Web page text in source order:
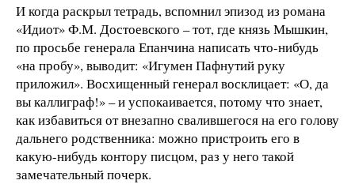
И когда раскрыл тетрадь, вспомнил эпизод из романа
«Идиот» Ф.М. Достоевского – тот, где князь Мышкин,
по просьбе генерала Епанчина написать что-нибудь
«на пробу», выводит: «Игумен Пафнутий руку
приложил». Восхищенный генерал восклицает: «О, да
вы каллиграф!» – и успокаивается, потому что знает,
как избавиться от внезапно свалившегося на его голову
дальнего родственника: можно пристроить его в
какую-нибудь контору писцом, раз у него такой
замечательный почерк.